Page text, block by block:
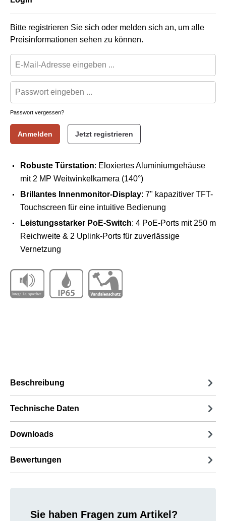
Bitte registrieren Sie sich oder melden sich an, um alle
Preisinformationen sehen zu können.
Passwort vergessen?
Anmelden Jetzt registrieren
Robuste Türstation: Eloxiertes Aluminiumgehäuse
mit 2 MP Weitwinkelkamera (140°)
Brillantes Innenmonitor-Display: 7" kapazitiver TFT-
Touchscreen für eine intuitive Bedienung
Leistungsstarker PoE-Switch: 4 PoE-Ports mit 250 m
Reichweite & 2 Uplink-Ports für zuverlässige
Vernetzung
Beschreibung
Technische Daten
Downloads
Bewertungen
Sie haben Fragen zum Artikel?